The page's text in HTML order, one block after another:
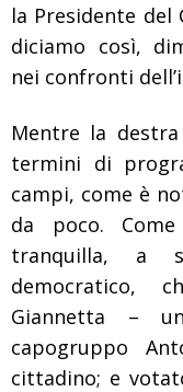
la Presidente
diciamo così,
nei confronti
Mentre la
termini di
campi, come è
da poco.
tranquilla, a
democratico,
Giannetta –
capogruppo
cittadino; e